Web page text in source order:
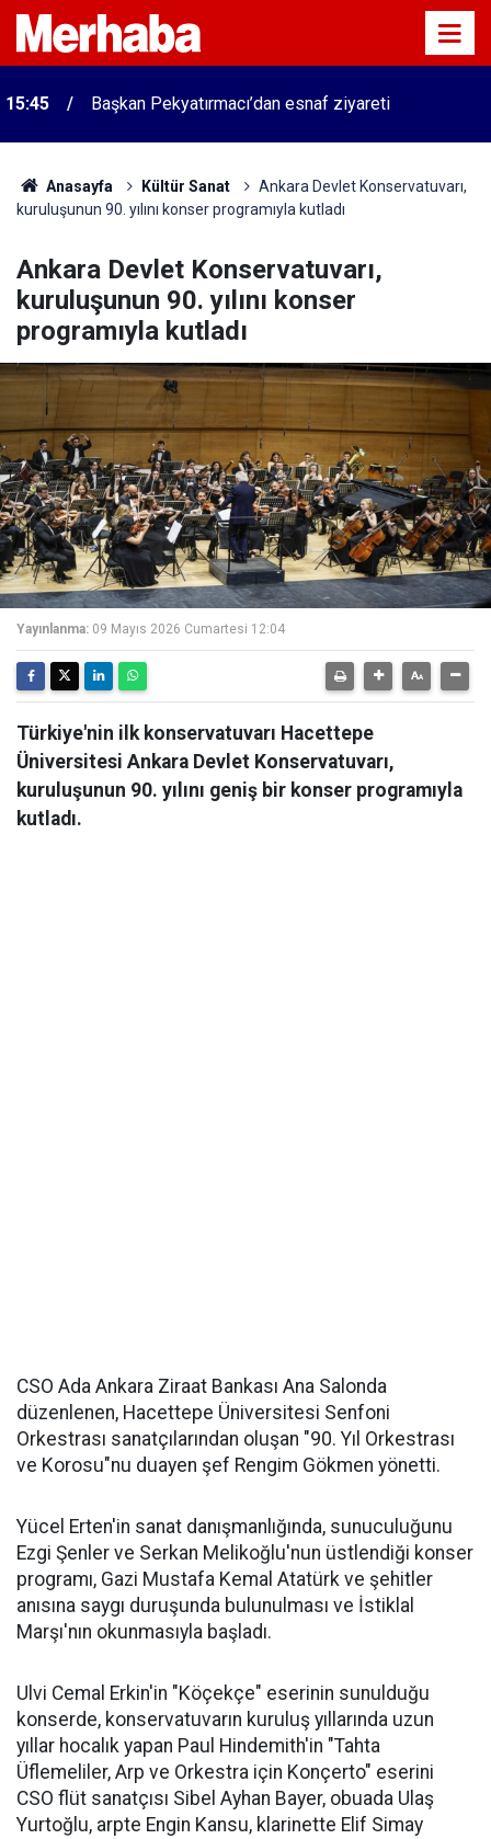
15:45 Başkan Pekyatırmacı’dan esnaf ziyareti
Anasayfa Kültür Sanat
Ankara Devlet Konservatuvarı,
kuruluşunun 90. yılını konser programıyla kutladı
Ankara Devlet Konservatuvarı,
kuruluşunun 90. yılını konser
programıyla kutladı
Yayınlanma: 09 Mayıs 2026 Cumartesi 12:04
Türkiye'nin ilk konservatuvarı Hacettepe
Üniversitesi Ankara Devlet Konservatuvarı,
kuruluşunun 90. yılını geniş bir konser programıyla
kutladı.
CSO Ada Ankara Ziraat Bankası Ana Salonda
düzenlenen, Hacettepe Üniversitesi Senfoni
Orkestrası sanatçılarından oluşan "90. Yıl Orkestrası
ve Korosu"nu duayen şef Rengim Gökmen yönetti.
Yücel Erten'in sanat danışmanlığında, sunuculuğunu
Ezgi Şenler ve Serkan Melikoğlu'nun üstlendiği konser
programı, Gazi Mustafa Kemal Atatürk ve şehitler
anısına saygı duruşunda bulunulması ve İstiklal
Marşı'nın okunmasıyla başladı.
Ulvi Cemal Erkin'in "Köçekçe" eserinin sunulduğu
konserde, konservatuvarın kuruluş yıllarında uzun
yıllar hocalık yapan Paul Hindemith'in "Tahta
Üflemeliler, Arp ve Orkestra için Konçerto" eserini
CSO flüt sanatçısı Sibel Ayhan Bayer, obuada Ulaş
Yurtoğlu, arpte Engin Kansu, klarinette Elif Simay